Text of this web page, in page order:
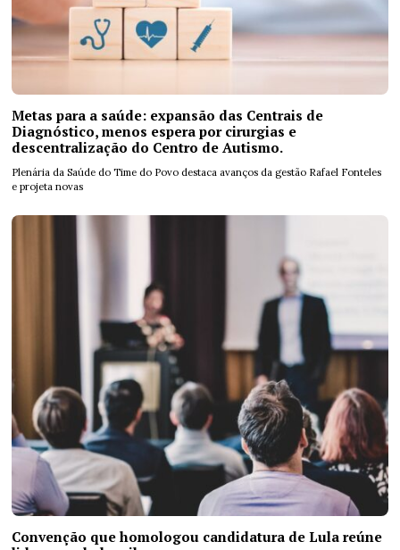
Metas para a saúde: expansão das Centrais de
Diagnóstico, menos espera por cirurgias e
descentralização do Centro de Autismo.
Plenária da Saúde do Time do Povo destaca avanços da gestão Rafael Fonteles
e projeta novas
Convenção que homologou candidatura de Lula reúne